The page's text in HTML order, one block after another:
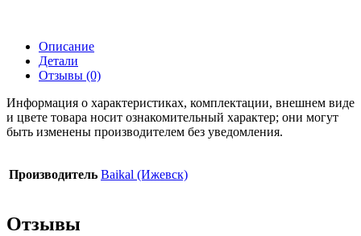
Описание
Детали
Отзывы (0)
Информация о характеристиках, комплектации, внешнем виде
и цвете товара носит ознакомительный характер; они могут
быть изменены производителем без уведомления.
Производитель Baikal (Ижевск)
Отзывы